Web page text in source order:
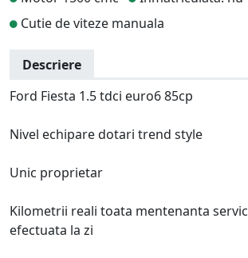
Cutie de viteze manuala
Descriere
Ford Fiesta 1.5 tdci euro6 85cp
Nivel echipare dotari trend style
Unic proprietar
Kilometrii reali toata mentenanta
efectuata la zi